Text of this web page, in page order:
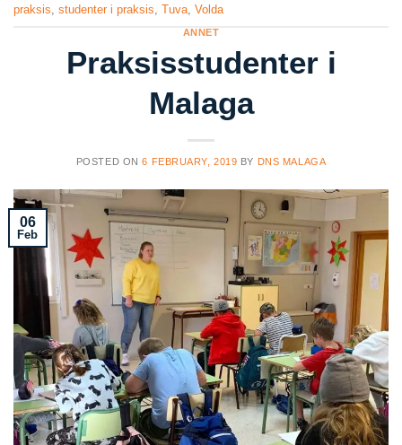
praksis, studenter i praksis, Tuva, Volda
ANNET
Praksisstudenter i
Malaga
POSTED ON6 FEBRUARY, 2019 BY DNS MALAGA
06
Feb